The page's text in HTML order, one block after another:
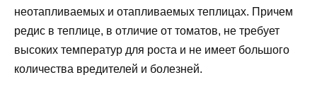
неотапливаемых и отапливаемых теплицах. Причем
редис в теплице, в отличие от томатов, не требует
высоких температур для роста и не имеет большого
количества вредителей и болезней.